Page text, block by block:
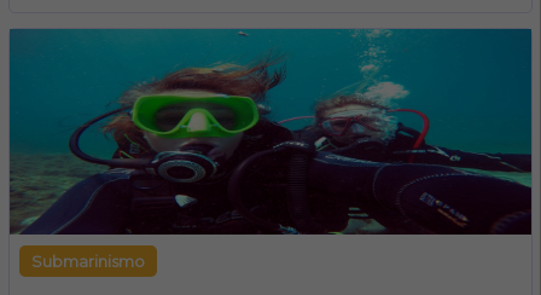
Submarinismo